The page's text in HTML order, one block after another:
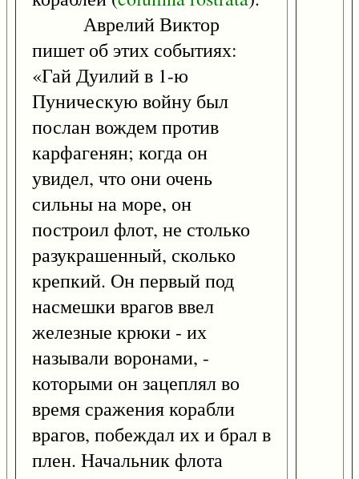
Аврелий Виктор
пишет об этих событиях:
«Гай Дуилий в 1-ю
Пуническую войну был
послан вождем против
карфагенян; когда он
увидел, что они очень
сильны на море, он
построил флот, не столько
разукрашенный, сколько
крепкий. Он первый под
насмешки врагов ввел
железные крюки - их
называли воронами, -
которыми он зацеплял во
время сражения корабли
врагов, побеждал их и брал в
плен. Начальник флота